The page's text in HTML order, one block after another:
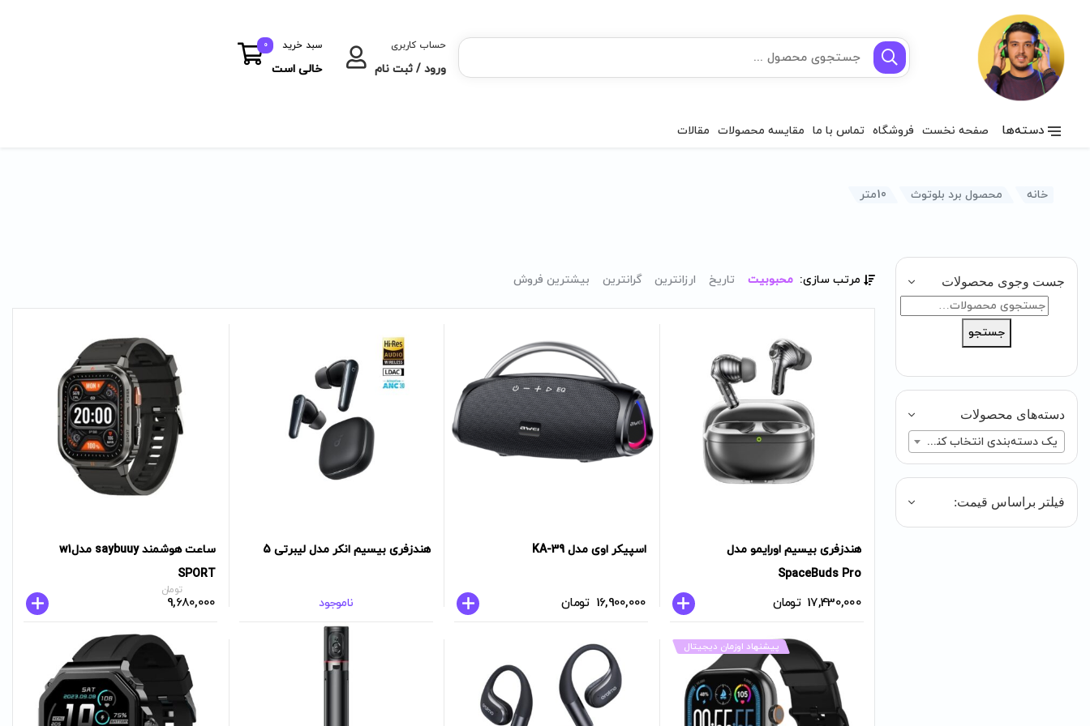
حساب کاربری
ورود / ثبت نام
سبد خرید
خالی است
0
دسته‌ها صفحه نخست فروشگاه تماس با ما مقایسه محصولات مقالات
خانه محصول برد بلوتوث 10متر
جست وجوی محصولات
جستجو
جستجو
دسته‌های محصولات
یک دسته‌بندی انتخاب کنید
فیلتر براساس قیمت:
مرتب سازی: محبوبیت تاریخ ارزانترین گرانترین بیشترین فروش
هندزفری بیسیم اورایمو مدل
SpaceBuds Pro
17,430,000 تومان
اسپیکر اوی مدل KA-39
16,900,000 تومان
هندزفری بیسیم انکر مدل لیبرتی 5
ناموجود
ساعت هوشمند saybuuy مدلw1
SPORT
9,680,000
تومان
پیشنهاد اوزمان دیجیتال